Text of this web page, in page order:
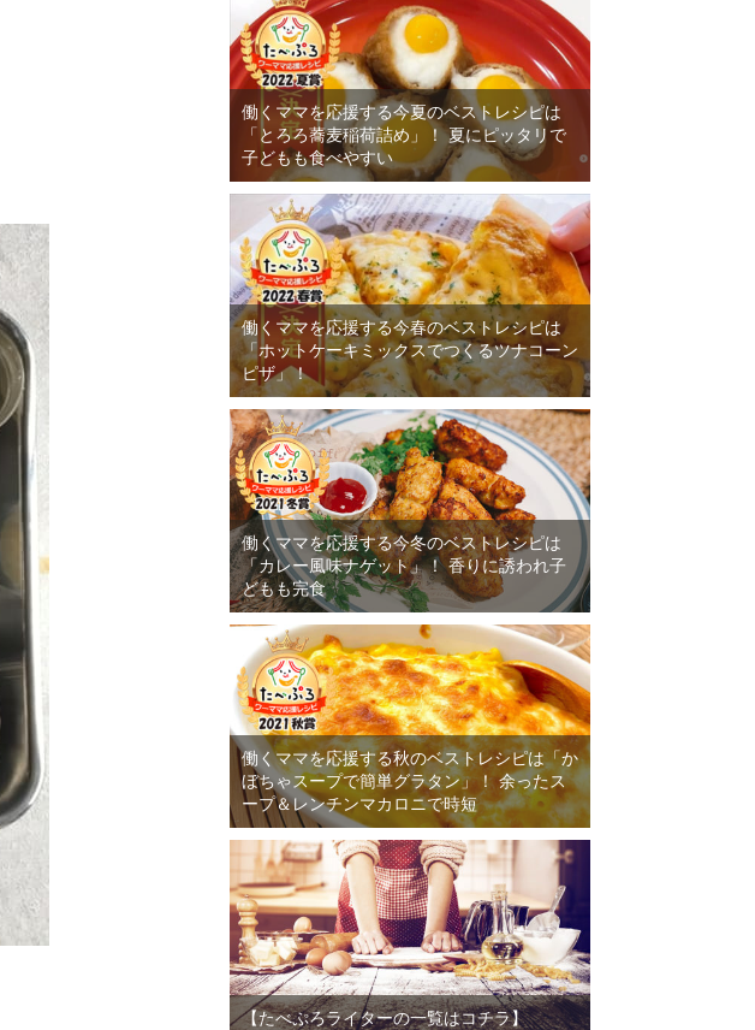
働くママを応援する今夏のベストレシピは
「とろろ蕎麦稲荷詰め」！ 夏にピッタリで
子どもも食べやすい
働くママを応援する今春のベストレシピは
「ホットケーキミックスでつくるツナコーン
ピザ」！
働くママを応援する今冬のベストレシピは
「カレー風味ナゲット」！ 香りに誘われ子
どもも完食
働くママを応援する秋のベストレシピは「か
ぼちゃスープで簡単グラタン」！ 余ったス
ープ＆レンチンマカロニで時短
【たべぷろライターの一覧はコチラ】